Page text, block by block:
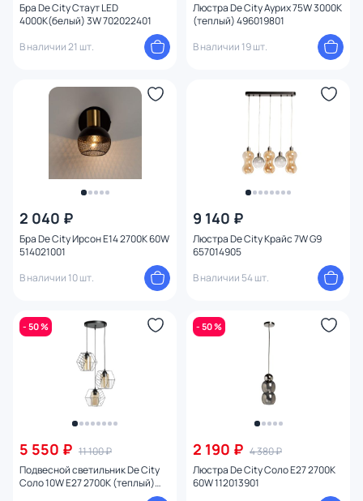
Бра De City Стаут LED
4000К(белый) 3W 702022401
В наличии 21 шт.
Люстра De City Аурих 75W 3000К
(теплый) 496019801
В наличии 19 шт.
2 040 ₽
Бра De City Ирсон E14 2700К 60W
514021001
В наличии 10 шт.
9 140 ₽
Люстра De City Крайс 7W G9
657014905
В наличии 54 шт.
- 50 %
5 550 ₽ 11 100 ₽
Подвесной светильник De City
Соло 10W E27 2700К (теплый)
- 50 %
2 190 ₽ 4 380 ₽
Люстра De City Соло E27 2700К
60W 112013901